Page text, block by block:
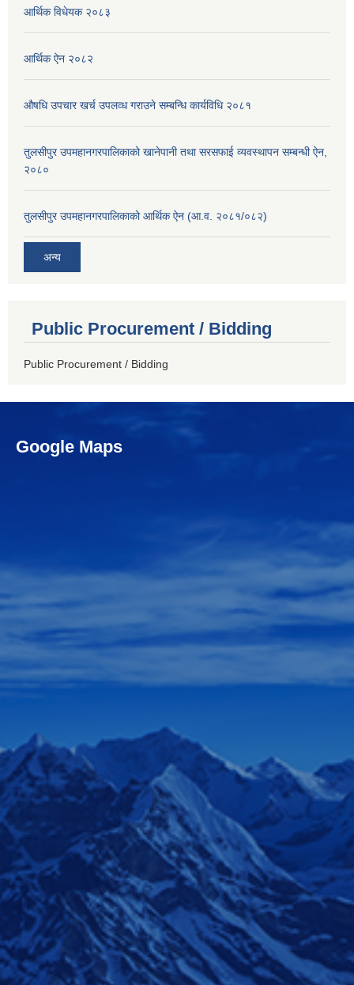
आर्थिक विधेयक २०८३
आर्थिक ऐन २०८२
औषधि उपचार खर्च उपलव्ध गराउने सम्बन्धि कार्यविधि २०८१
तुलसीपुर उपमहानगरपालिकाको खानेपानी तथा सरसफाई व्यवस्थापन सम्बन्धी ऐन,
२०८०
तुलसीपुर उपमहानगरपालिकाको आर्थिक ऐन (आ.व. २०८१/०८२)
अन्य
Public Procurement / Bidding
Public Procurement / Bidding
Google Maps